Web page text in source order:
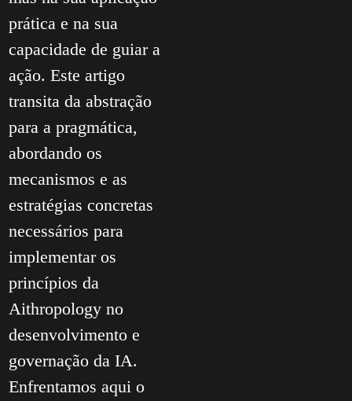
prática e na sua
capacidade de guiar a
ação. Este artigo
transita da abstração
para a pragmática,
abordando os
mecanismos e as
estratégias concretas
necessários para
implementar os
princípios da
Aithropology no
desenvolvimento e
governação da IA.
Enfrentamos aqui o